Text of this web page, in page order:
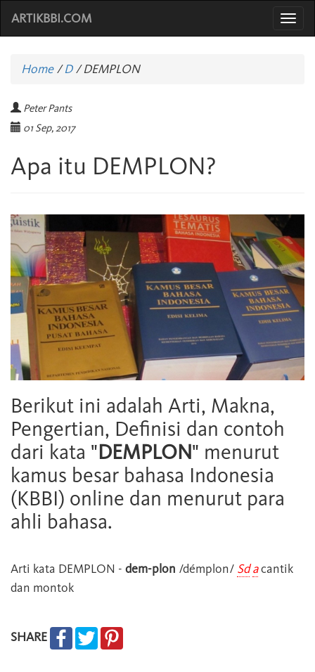
ARTIKBBI.COM
Home/D /DEMPLON
Peter Pants
01 Sep, 2017
Apa itu DEMPLON?
Berikut ini adalah Arti, Makna,
Pengertian, Definisi dan contoh
dari kata "DEMPLON" menurut
kamus besar bahasa Indonesia
(KBBI) online dan menurut para
ahli bahasa.
Arti kata DEMPLON - dem-plon /démplon/ Sd acantik
dan montok
SHARE